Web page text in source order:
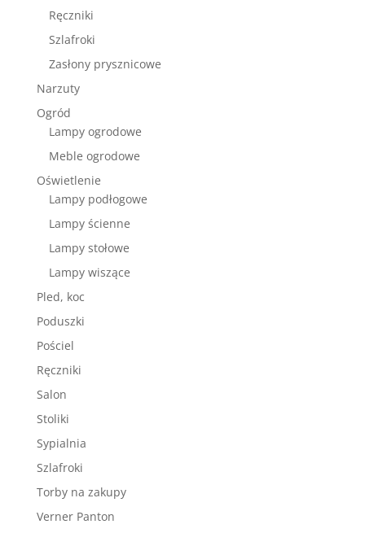
Ręczniki
Szlafroki
Zasłony prysznicowe
Narzuty
Ogród
Lampy ogrodowe
Meble ogrodowe
Oświetlenie
Lampy podłogowe
Lampy ścienne
Lampy stołowe
Lampy wiszące
Pled, koc
Poduszki
Pościel
Ręczniki
Salon
Stoliki
Sypialnia
Szlafroki
Torby na zakupy
Verner Panton